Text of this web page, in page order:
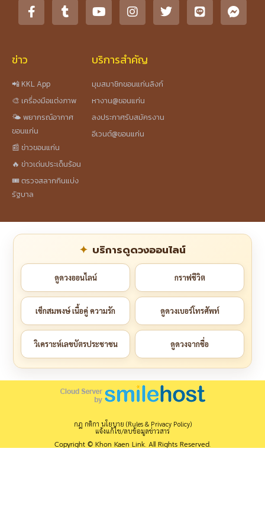
ข่าว
📲 KKL App
🎨 เครื่องมือแต่งภาพ
🌤️ พยากรณ์อากาศ
ขอนแก่น
📰 ข่าวขอนแก่น
🔥 ข่าวเด่นประเด็นร้อน
🎟️ ตรวจสลากกินแบ่ง
รัฐบาล
บริการสำคัญ
มุมสมาชิกขอนแก่นลิงก์
หางาน@ขอนแก่น
ลงประกาศรับสมัครงาน
อีเวนต์@ขอนแก่น
บริการดูดวงออนไลน์
ดูดวงออนไลน์ กราฟชีวิต
เช็กสมพงษ์ เนื้อคู่ ความรัก ดูดวงเบอร์โทรศัพท์
วิเคราะห์เลขบัตรประชาชน ดูดวงจากชื่อ
กฎ กติกา นโยบาย (Rules & Privacy Policy)
แจ้งแก้ไข/ลบข้อมูลข่าวสาร
Copyright © Khon Kaen Link. All Rights Reserved.